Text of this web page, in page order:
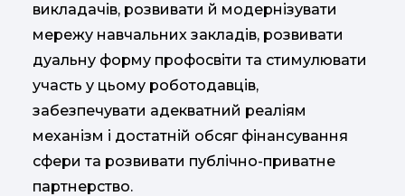
викладачів, розвивати й модернізувати
мережу навчальних закладів, розвивати
дуальну форму профосвіти та стимулювати
участь у цьому роботодавців,
забезпечувати адекватний реаліям
механізм і достатній обсяг фінансування
сфери та розвивати публічно-приватне
партнерство.